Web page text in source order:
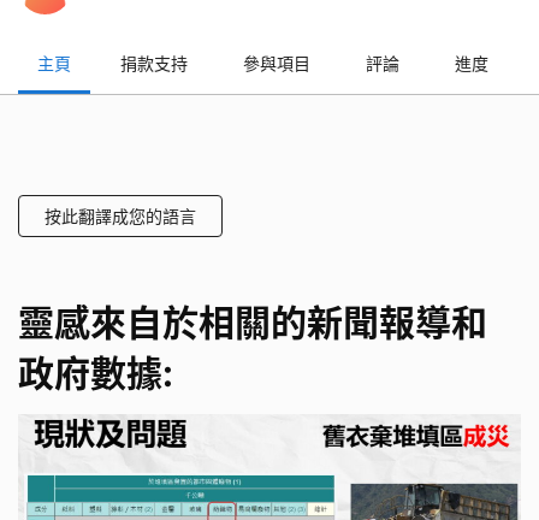
主頁 捐款支持 參與項目 評論 進度
按此翻譯成您的語言
靈感來自於相關的新聞報導和
政府數據: